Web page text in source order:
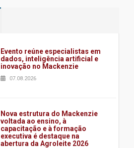
Evento reúne especialistas em
dados, inteligência artificial e
inovação no Mackenzie
07.08.2026
Nova estrutura do Mackenzie
voltada ao ensino, à
capacitação e à formação
executiva é destaque na
abertura da Agroleite 2026